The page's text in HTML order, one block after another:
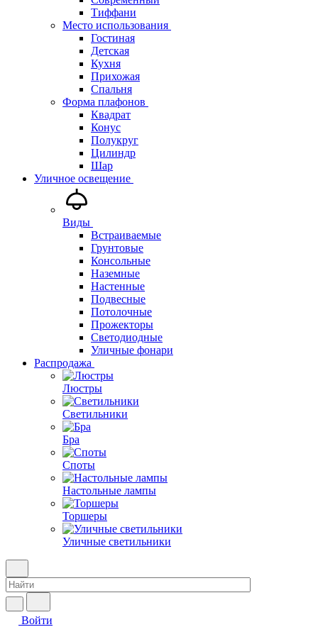
Тиффани
Место использования
Гостиная
Детская
Кухня
Прихожая
Спальня
Форма плафонов
Квадрат
Конус
Полукруг
Цилиндр
Шар
Уличное освещение
Виды
Встраиваемые
Грунтовые
Консольные
Наземные
Настенные
Подвесные
Потолочные
Прожекторы
Светодиодные
Уличные фонари
Распродажа
Люстры
Светильники
Бра
Споты
Настольные лампы
Торшеры
Уличные светильники
Войти